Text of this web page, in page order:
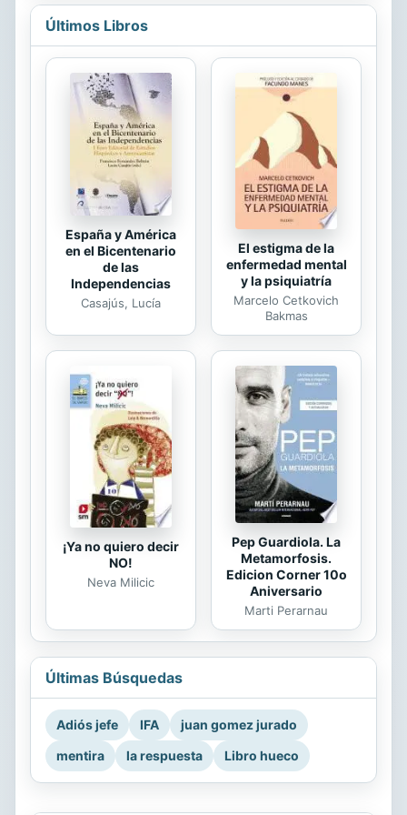
largo de su trayectoria profesional,
los textos transitan por territorios
contemporaneidad, emulando la
visión analítica y crítica con la que
Sureda ha cartografiado el hecho
artístico, y proyectan, asimismo, el
caleidoscópico universo en el que ha
desplegado su actividad como
historiador del arte.
Últimos Libros
España y América
en el Bicentenario
de las
Independencias
Casajús, Lucía
El estigma de la
enfermedad mental
y la psiquiatría
Marcelo Cetkovich
Bakmas
¡Ya no quiero decir
NO!
Neva Milicic
Pep Guardiola. La
Metamorfosis.
Edicion Corner 10o
Aniversario
Marti Perarnau
Últimas Búsquedas
Adiós jefe IFA
juan gomez jurado
mentira
la respuesta Libro hueco